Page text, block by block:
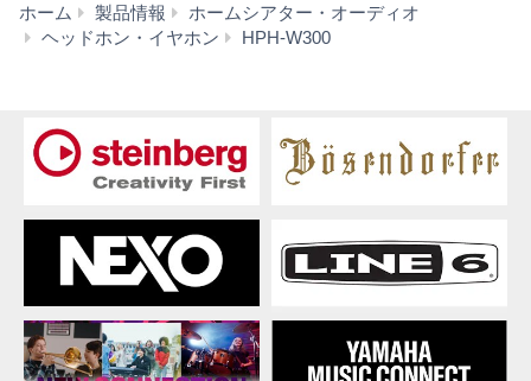
ホーム 製品情報
ホームシアター・オーディオ
ヘッドホン・イヤホン
HPH-W300
ド